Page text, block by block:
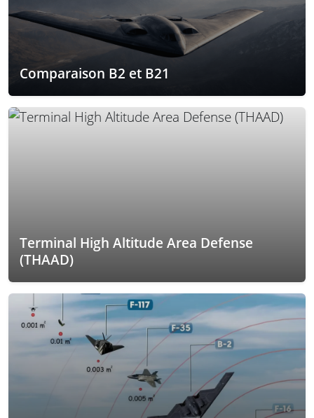
Comparaison B2 et B21
Terminal High Altitude Area Defense
(THAAD)